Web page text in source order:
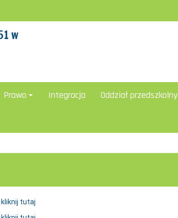
w
Prawo Integracja Oddział przedszkolny
kliknij tutaj